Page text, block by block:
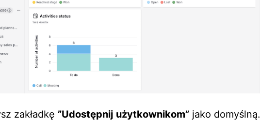
zakładkę”Udostępnij użytkownikom”jako domyślną.